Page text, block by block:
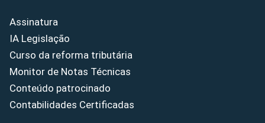
Assinatura
IA Legislação
Curso da reforma tributária
Monitor de Notas Técnicas
Conteúdo patrocinado
Contabilidades Certificadas